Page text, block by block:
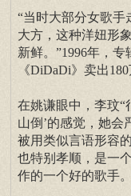
“当时大部分女歌
大方，这种洋妞形
新鲜。”1996年，
《DiDaDi》卖出
在姚谦眼中，李玟“
山倒’的感觉，她
被用类似言语形容
也特别孝顺，是一
作的一个好的歌手